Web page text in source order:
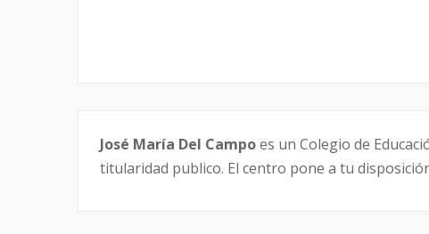
José María Del Campoes un Colegio de
titularidad publico. El centro pone a tu